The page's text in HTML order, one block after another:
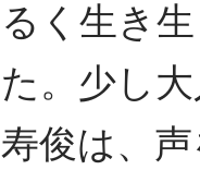
るく生き
た。少し
寿俊は、